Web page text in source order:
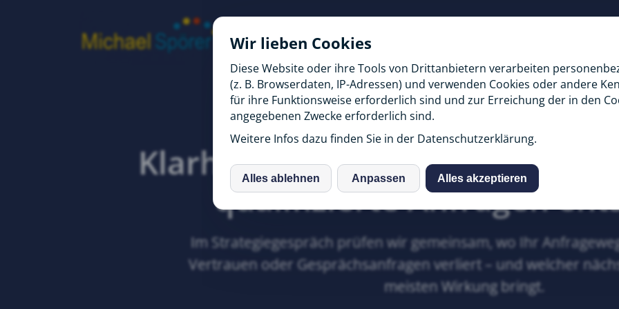
Strategiegespräch mit Michael Spörer
Klarheit gewinnen, warum
qualifizierte Anfragen
Im Strategiegespräch prüfen wir gemeinsam, wo Ihr
Vertrauen oder Gesprächsanfragen verliert – und welcher
meisten Wirkung bringt.
Wir lieben Cookies
Diese Website oder ihre Tools von Drittanbietern verarbeiten
(z. B. Browserdaten, IP-Adressen) und verwenden Cookies oder andere
für ihre Funktionsweise erforderlich sind und zur Erreichung der in den
angegebenen Zwecke erforderlich sind.
Weitere Infos dazu finden Sie in der Datenschutzerklärung.
inCMS
Alles ablehnen Anpassen Alles akzeptieren